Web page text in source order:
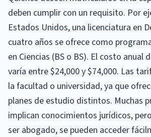
deben cumplir con un requisito. Por
Estados Unidos, una licenciatura en
cuatro años se ofrece como
en Ciencias (BS o BS). El costo anual
varía entre $24,000 y $74,000. Las
la facultad o universidad, ya que
planes de estudio distintos. Muchas
implican conocimientos jurídicos,
ser abogado, se pueden acceder